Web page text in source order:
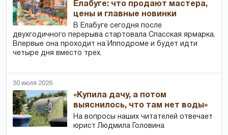
Елабуге: что продают мастера,
цены и главные новинки
В Елабуге сегодня после
двухгодичного перерыва стартовала Спасская ярмарка.
Впервые она проходит на Ипподроме и будет идти
четыре дня вместо трех.
30 июля 2026
«Купила дачу, а потом
выяснилось, что там нет воды»
На вопросы наших читателей отвечает
юрист Людмила Головина